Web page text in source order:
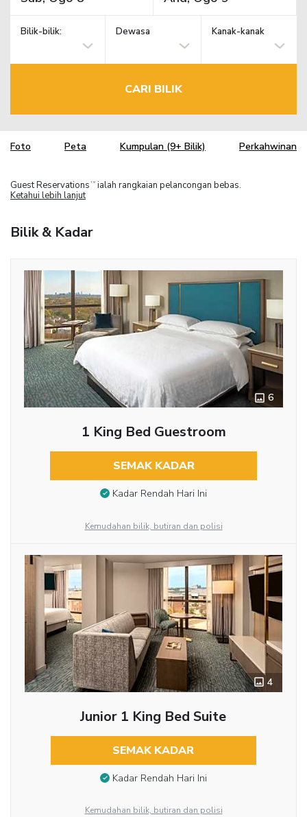
Bilik-bilik: Dewasa Kanak-kanak
CARI BILIK
Foto Peta Kumpulan (9+ Bilik) Perkahwinan
Guest Reservations TM ialah rangkaian pelancongan bebas.
Ketahui lebih lanjut
Bilik & Kadar
6
1 King Bed Guestroom
SEMAK KADAR
Kadar Rendah Hari Ini
Kemudahan bilik, butiran dan polisi
4
Junior 1 King Bed Suite
SEMAK KADAR
Kadar Rendah Hari Ini
Kemudahan bilik, butiran dan polisi